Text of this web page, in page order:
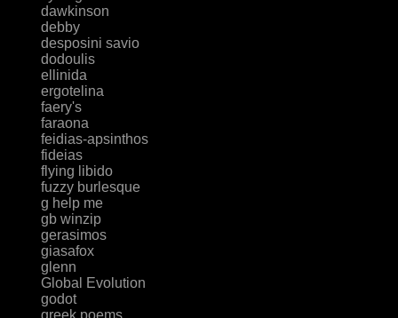
dawkinson
debby
desposini savio
dodoulis
ellinida
ergotelina
faery's
faraona
feidias-apsinthos
fideias
flying libido
fuzzy burlesque
g help me
gb winzip
gerasimos
giasafox
glenn
Global Evolution
godot